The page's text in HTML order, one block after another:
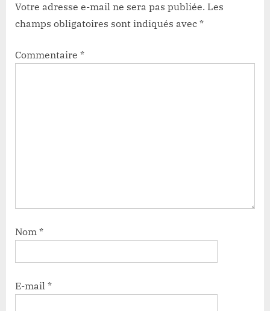
Votre adresse e-mail ne sera pas publiée. Les
champs obligatoires sont indiqués avec *
Commentaire *
Nom *
E-mail *